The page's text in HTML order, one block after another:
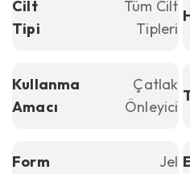
Cilt
Tipi
Tüm Cilt
Tipleri
Kullanma
Amacı
Çatlak
Önleyici
Form Jel